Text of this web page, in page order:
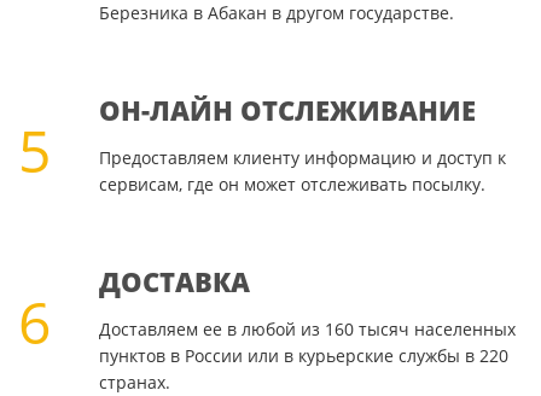
Березника в Абакан в другом государстве.
5
ОН-ЛАЙН ОТСЛЕЖИВАНИЕ
Предоставляем клиенту информацию и доступ к
сервисам, где он может отслеживать посылку.
6
ДОСТАВКА
Доставляем ее в любой из 160 тысяч населенных
пунктов в России или в курьерские службы в 220
странах.